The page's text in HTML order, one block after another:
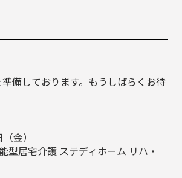
備しております。もうしばらくお待
金）
型居宅介護 ステディホーム リハ・